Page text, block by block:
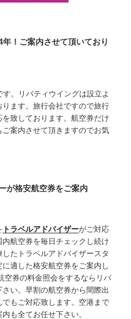
年！ご案内させて頂いており
。リバティウイングは設立よ
ります。旅行会社ですので旅行
致しております。航空券だけ
案内させて頂きますのでお気
が格安航空券をご案内
トラベルアドバイザーがご対応
航空券を毎日チェックし続け
たトラベルアドバイザースタ
適した格安航空券をご案内し
空券の料金照会をするならリバ
い。早割の航空券から間際出
もご対応致します。空港まで
も全てお任せ下さい。